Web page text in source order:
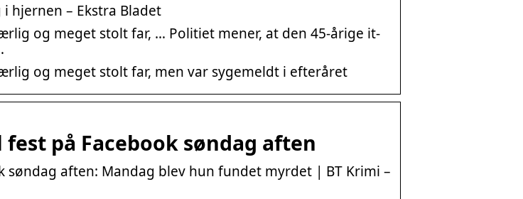
hjernen – Ekstra Bladet
og meget stolt far, … Politiet mener, at den 45-årige it-
og meget stolt far, men var sygemeldt i efteråret
på Facebook søndag aften
søndag aften: Mandag blev hun fundet myrdet | BT Krimi –